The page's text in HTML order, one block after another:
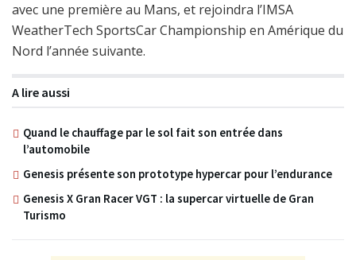
avec une première au Mans, et rejoindra l’IMSA
WeatherTech SportsCar Championship en Amérique du
Nord l’année suivante.
A lire aussi
Quand le chauffage par le sol fait son entrée dans
l’automobile
Genesis présente son prototype hypercar pour l’endurance
Genesis X Gran Racer VGT : la supercar virtuelle de Gran
Turismo